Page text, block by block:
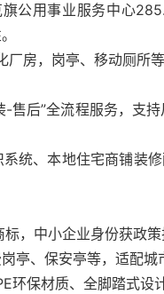
公用事业服务中心
房，岗亭、移动厕所
售后”全流程服务，支
统、本地住宅商铺装
，中小企业身份获政策
亭、保安亭等，适配城
环保材质、全脚踏式设